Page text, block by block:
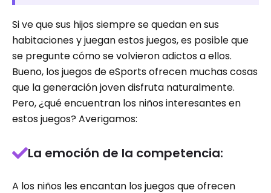
Si ve que sus hijos siempre se quedan en sus
habitaciones y juegan estos juegos, es posible que
se pregunte cómo se volvieron adictos a ellos.
Bueno, los juegos de eSports ofrecen muchas cosas
que la generación joven disfruta naturalmente.
Pero, ¿qué encuentran los niños interesantes en
estos juegos? Averigamos:
La emoción de la competencia:
A los niños les encantan los juegos que ofrecen